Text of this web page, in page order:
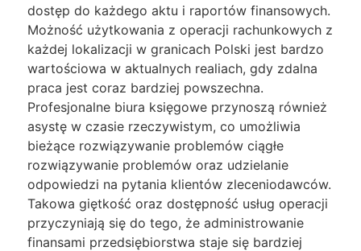
dostęp do każdego aktu i raportów finansowych.
Możność użytkowania z operacji rachunkowych z
każdej lokalizacji w granicach Polski jest bardzo
wartościowa w aktualnych realiach, gdy zdalna
praca jest coraz bardziej powszechna.
Profesjonalne biura księgowe przynoszą również
asystę w czasie rzeczywistym, co umożliwia
bieżące rozwiązywanie problemów ciągłe
rozwiązywanie problemów oraz udzielanie
odpowiedzi na pytania klientów zleceniodawców.
Takowa giętkość oraz dostępność usług operacji
przyczyniają się do tego, że administrowanie
finansami przedsiębiorstwa staje się bardziej